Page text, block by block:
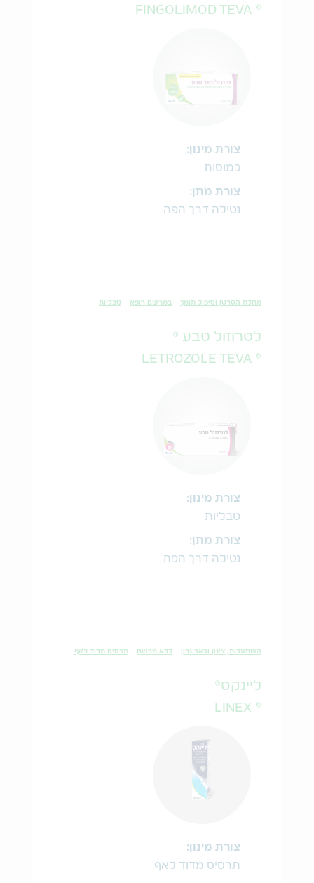
® FINGOLIMOD TEVA
צורת מינון:
כמוסות
צורת מתן:
נטילה דרך הפה
מחלת הסרטן וטיפול תומך במרשם רופא טבליות
לטרוזול טבע ®
® LETROZOLE TEVA
צורת מינון:
טבליות
צורת מתן:
נטילה דרך הפה
השתעלות, צינון וכאב גרון ללא מרשם תרסיס מדוד לאף
ליינקס®
® LINEX
צורת מינון:
תרסיס מדוד לאף